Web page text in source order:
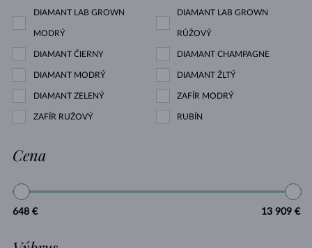
DIAMANT LAB GROWN
MODRÝ
DIAMANT LAB GROWN
RŮŽOVÝ
DIAMANT ČIERNY DIAMANT CHAMPAGNE
DIAMANT MODRÝ DIAMANT ŽLTÝ
DIAMANT ZELENÝ ZAFÍR MODRÝ
ZAFÍR RUŽOVÝ RUBÍN
Cena
648 € 13 909 €